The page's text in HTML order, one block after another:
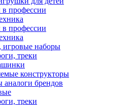
в профессии
в профессии
наборы
треки
конструкторы
аналоги брендов
треки